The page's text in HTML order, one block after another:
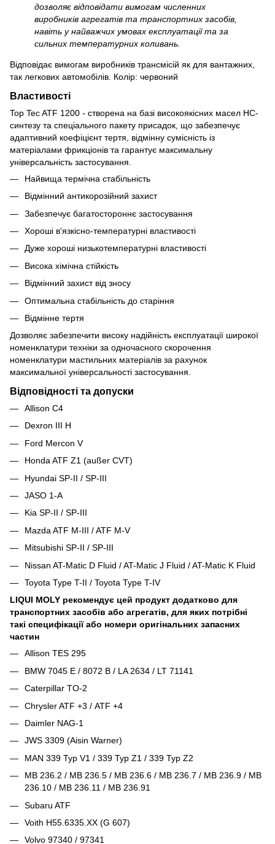
дозволяє відповідати вимогам численних
виробників агрегатів та транспортних засобів,
навіть у найважчих умовах експлуатації та за
сильних температурних коливань.
Відповідає вимогам виробників трансмісій як для вантажних,
так легкових автомобілів. Колір: червоний
Властивості
Top Tec ATF 1200 - створена на базі високоякісних масел HC-
синтезу та спеціального пакету присадок, що забезпечує
адаптивний коефіцієнт тертя, відмінну сумісність із
матеріалами фрикціонів та гарантує максимальну
універсальність застосування.
Найвища термічна стабільність
Відмінний антикорозійний захист
Забезпечує багатостороннє застосування
Хороші в'язкісно-температурні властивості
Дуже хороші низькотемпературні властивості
Висока хімічна стійкість
Відмінний захист від зносу
Оптимальна стабільність до старіння
Відмінне тертя
Дозволяє забезпечити високу надійність експлуатації широкої
номенклатури техніки за одночасного скорочення
номенклатури мастильних матеріалів за рахунок
максимальної універсальності застосування.
Відповідності та допуски
Allison C4
Dexron III H
Ford Mercon V
Honda ATF Z1 (außer CVT)
Hyundai SP-II / SP-III
JASO 1-A
Kia SP-II / SP-III
Mazda ATF M-III / ATF M-V
Mitsubishi SP-II / SP-III
Nissan AT-Matic D Fluid / AT-Matic J Fluid / AT-Matic K Fluid
Toyota Type T-II / Toyota Type T-IV
LIQUI MOLY рекомендує цей продукт додатково для
транспортних засобів або агрегатів, для яких потрібні
такі специфікації або номери оригінальних запасних
частин
Allison TES 295
BMW 7045 E / 8072 B / LA 2634 / LT 71141
Caterpillar TO-2
Chrysler ATF +3 / ATF +4
Daimler NAG-1
JWS 3309 (Aisin Warner)
MAN 339 Typ V1 / 339 Typ Z1 / 339 Typ Z2
MB 236.2 / MB 236.5 / MB 236.6 / MB 236.7 / MB 236.9 / MB
236.10 / MB 236.11 / MB 236.91
Subaru ATF
Voith H55.6335.XX (G 607)
Volvo 97340 / 97341